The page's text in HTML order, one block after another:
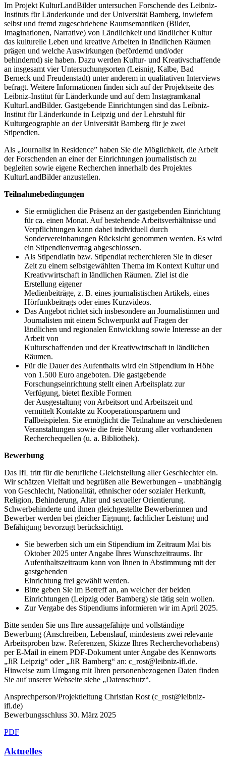
Im Projekt KulturLandBilder untersuchen Forschende des Leibniz-
Instituts für Länderkunde und der Universität Bamberg, inwiefern
selbst und fremd zugeschriebene Raumsemantiken (Bilder,
Imaginationen, Narrative) von Ländlichkeit und ländlicher Kultur
das kulturelle Leben und kreative Arbeiten in ländlichen Räumen
prägen und welche Auswirkungen (befördernd und/oder
behindernd) sie haben. Dazu werden Kultur- und Kreativschaffende
an insgesamt vier Untersuchungsorten (Leisnig, Kalbe, Bad
Berneck und Freudenstadt) unter anderem in qualitativen Interviews
befragt. Weitere Informationen finden sich auf der Projektseite des
Leibniz-Institut für Länderkunde und auf dem Instagramkanal
KulturLandBilder. Gastgebende Einrichtungen sind das Leibniz-
Institut für Länderkunde in Leipzig und der Lehrstuhl für
Kulturgeographie an der Universität Bamberg für je zwei
Stipendien.
Als „Journalist in Residence” haben Sie die Möglichkeit, die Arbeit
der Forschenden an einer der Einrichtungen journalistisch zu
begleiten sowie eigene Recherchen innerhalb des Projektes
KulturLandBilder anzustellen.
Teilnahmebedingungen
Sie ermöglichen die Präsenz an der gastgebenden Einrichtung
für ca. einen Monat. Auf bestehende Arbeitsverhältnisse und
Verpflichtungen kann dabei individuell durch
Sondervereinbarungen Rücksicht genommen werden. Es wird
ein Stipendienvertrag abgeschlossen.
Als Stipendiatin bzw. Stipendiat recherchieren Sie in dieser
Zeit zu einem selbstgewählten Thema im Kontext Kultur und
Kreativwirtschaft in ländlichen Räumen. Ziel ist die
Erstellung eigener
Medienbeiträge, z. B. eines journalistischen Artikels, eines
Hörfunkbeitrags oder eines Kurzvideos.
Das Angebot richtet sich insbesondere an Journalistinnen und
Journalisten mit einem Schwerpunkt auf Fragen der
ländlichen und regionalen Entwicklung sowie Interesse an der
Arbeit von
Kulturschaffenden und der Kreativwirtschaft in ländlichen
Räumen.
Für die Dauer des Aufenthalts wird ein Stipendium in Höhe
von 1.500 Euro angeboten. Die gastgebende
Forschungseinrichtung stellt einen Arbeitsplatz zur
Verfügung, bietet flexible Formen
der Ausgestaltung von Arbeitsort und Arbeitszeit und
vermittelt Kontakte zu Kooperationspartnern und
Fallbeispielen. Sie ermöglicht die Teilnahme an verschiedenen
Veranstaltungen sowie die freie Nutzung aller vorhandenen
Recherchequellen (u. a. Bibliothek).
Bewerbung
Das IfL tritt für die berufliche Gleichstellung aller Geschlechter ein.
Wir schätzen Vielfalt und begrüßen alle Bewerbungen – unabhängig
von Geschlecht, Nationalität, ethnischer oder sozialer Herkunft,
Religion, Behinderung, Alter und sexueller Orientierung.
Schwerbehinderte und ihnen gleichgestellte Bewerberinnen und
Bewerber werden bei gleicher Eignung, fachlicher Leistung und
Befähigung bevorzugt berücksichtigt.
Sie bewerben sich um ein Stipendium im Zeitraum Mai bis
Oktober 2025 unter Angabe Ihres Wunschzeitraums. Ihr
Aufenthaltszeitraum kann von Ihnen in Abstimmung mit der
gastgebenden
Einrichtung frei gewählt werden.
Bitte geben Sie im Betreff an, an welcher der beiden
Einrichtungen (Leipzig oder Bamberg) sie tätig sein wollen.
Zur Vergabe des Stipendiums informieren wir im April 2025.
Bitte senden Sie uns Ihre aussagefähige und vollständige
Bewerbung (Anschreiben, Lebenslauf, mindestens zwei relevante
Arbeitsproben bzw. Referenzen, Skizze Ihres Recherchevorhabens)
per E-Mail in einem PDF-Dokument unter Angabe des Kennworts
„JiR Leipzig“ oder „JiR Bamberg“ an: c_rost@leibniz-ifl.de.
Hinweise zum Umgang mit Ihren personenbezogenen Daten finden
Sie auf unserer Webseite siehe „Datenschutz“.
Ansprechperson/Projektleitung Christian Rost (c_rost@leibniz-
ifl.de)
Bewerbungsschluss 30. März 2025
PDF
Aktuelles